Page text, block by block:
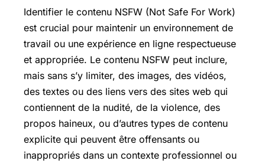
Identifier le contenu NSFW (Not Safe For Work)
est crucial pour maintenir un environnement de
travail ou une expérience en ligne respectueuse
et appropriée. Le contenu NSFW peut inclure,
mais sans s’y limiter, des images, des vidéos,
des textes ou des liens vers des sites web qui
contiennent de la nudité, de la violence, des
propos haineux, ou d’autres types de contenu
explicite qui peuvent être offensants ou
inappropriés dans un contexte professionnel ou